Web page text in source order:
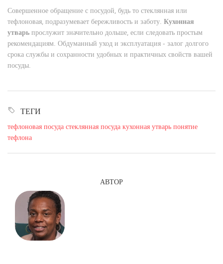
Совершенное обращение с посудой, будь то стеклянная или
тефлоновая, подразумевает бережливость и заботу. Кухонная
утварь прослужит значительно дольше, если следовать простым
рекомендациям. Обдуманный уход и эксплуатация - залог долгого
срока службы и сохранности удобных и практичных свойств вашей
посуды.
ТЕГИ
тефлоновая посуда стеклянная посуда кухонная утварь понятие
тефлона
АВТОР